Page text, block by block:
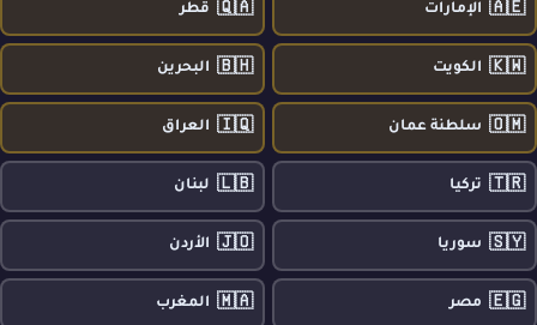
🇦🇪 الإمارات 🇶🇦 قطر
🇰🇼 الكويت 🇧🇭 البحرين
🇴🇲 سلطنة عمان 🇮🇶 العراق
🇹🇷 تركيا 🇱🇧 لبنان
🇸🇾 سوريا 🇯🇴 الأردن
🇪🇬 مصر 🇲🇦 المغرب